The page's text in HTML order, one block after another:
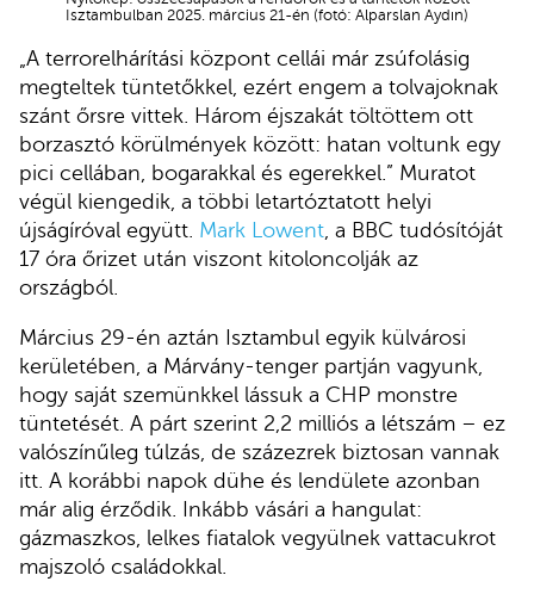
Isztambulban 2025. március 21-én (fotó: Alparslan Aydın)
„A terrorelhárítási központ cellái már zsúfolásig
megteltek tüntetőkkel, ezért engem a tolvajoknak
szánt őrsre vittek. Három éjszakát töltöttem ott
borzasztó körülmények között: hatan voltunk egy
pici cellában, bogarakkal és egerekkel.” Muratot
végül kiengedik, a többi letartóztatott helyi
újságíróval együtt. Mark Lowent, a BBC tudósítóját
17 óra őrizet után viszont kitoloncolják az
országból.
Március 29-én aztán Isztambul egyik külvárosi
kerületében, a Márvány-tenger partján vagyunk,
hogy saját szemünkkel lássuk a CHP monstre
tüntetését. A párt szerint 2,2 milliós a létszám – ez
valószínűleg túlzás, de százezrek biztosan vannak
itt. A korábbi napok dühe és lendülete azonban
már alig érződik. Inkább vásári a hangulat:
gázmaszkos, lelkes fiatalok vegyülnek vattacukrot
majszoló családokkal.